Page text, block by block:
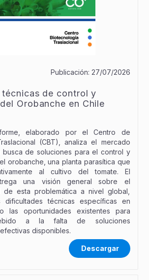
Publicación: 27/07/2026
técnicas de control y
Orobanche en Chile
elaborado por el Centro de
(CBT), analiza el mercado
busca de soluciones para el control y
orobanche, una planta parasítica que
al cultivo del tomate. El
una visión general sobre el
de esta problemática a nivel global,
dificultades técnicas específicas en
las oportunidades existentes para
a la falta de soluciones
disponibles.
Descargar